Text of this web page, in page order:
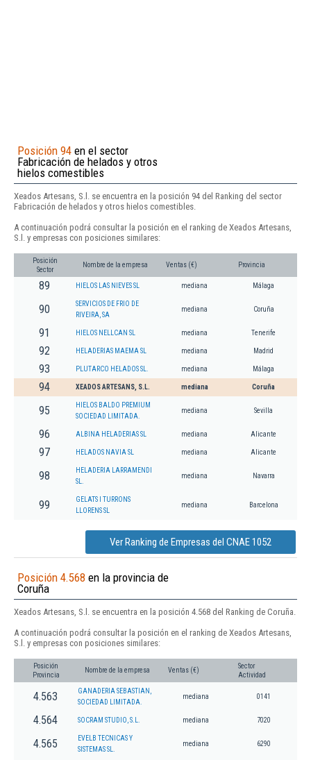
Posición 94 en el sector
Fabricación de helados y otros
hielos comestibles
Xeados Artesans, S.l. se encuentra en la posición 94 del Ranking del sector
Fabricación de helados y otros hielos comestibles.
A continuación podrá consultar la posición en el ranking de Xeados Artesans,
S.l. y empresas con posiciones similares:
Posición
Sector
Nombre de la empresa Ventas (€) Provincia
89 HIELOS LAS NIEVES SL mediana Málaga
90
SERVICIOS DE FRIO DE
RIVEIRA, SA
mediana Coruña
91 HIELOS NELLCAN SL mediana Tenerife
92 HELADERIAS MAEMA SL mediana Madrid
93 PLUTARCO HELADOS SL. mediana Málaga
94 XEADOS ARTESANS, S.L. mediana Coruña
95
HIELOS BALDO PREMIUM
SOCIEDAD LIMITADA.
mediana Sevilla
96 ALBINA HELADERIAS SL mediana Alicante
97 HELADOS NAVIA SL mediana Alicante
98
HELADERIA LARRAMENDI
SL.
mediana Navarra
99
GELATS I TURRONS
LLORENS SL
mediana Barcelona
Ver Ranking de Empresas del CNAE 1052
Posición 4.568 en la provincia de
Coruña
Xeados Artesans, S.l. se encuentra en la posición 4.568 del Ranking de Coruña.
A continuación podrá consultar la posición en el ranking de Xeados Artesans,
S.l. y empresas con posiciones similares:
Posición
Provincia
Nombre de la empresa Ventas (€)
Sector
Actividad
4.563
GANADERIA SEBASTIAN,
SOCIEDAD LIMITADA.
mediana 0141
4.564 SOCRAM STUDIO, S.L. mediana 7020
4.565
EVELB TECNICAS Y
SISTEMAS SL.
mediana 6290